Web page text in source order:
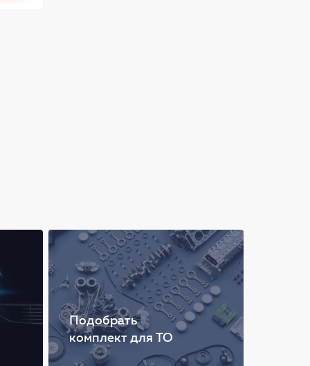
Подобрать
комплект для ТО